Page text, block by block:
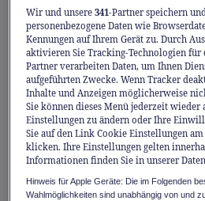
Borobotics!»
Die glamouröse
wichtigsten Start-up-
Schweiz fand am 17. Juni
Zürich mit viel
Wissenschaft und Politik
Jungunternehmen hatten
eine hochkarätige Jury
Wir und unsere341-Partner speichern
personenbezogene Daten wie
Kennungen auf Ihrem Gerät zu. Durch
aktivieren Sie Tracking-Technologien für
Partner verarbeiten Daten, um Ihnen
aufgeführten Zwecke. Wenn Tracker
Inhalte und Anzeigen möglicherweise
Sie können dieses Menü jederzeit
Einstellungen zu ändern oder Ihre
Sie auf den Link Cookie Einstellungen
klicken. Ihre Einstellungen gelten
Informationen finden Sie in unserer
Hinweis für Apple Geräte: Die im Folgenden
Wahlmöglichkeiten sind unabhängig von und